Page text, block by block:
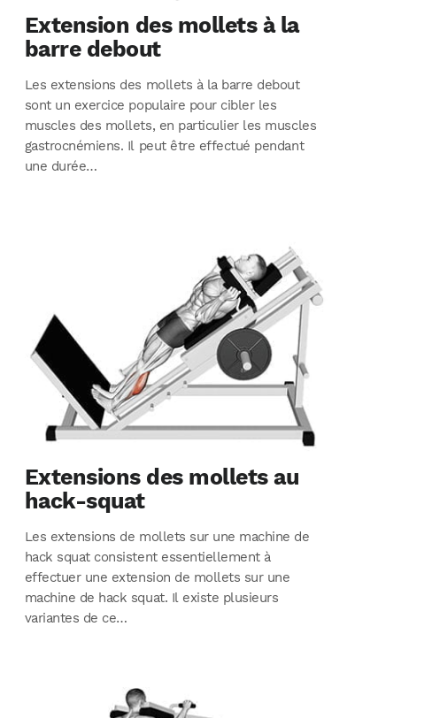
Extension des mollets à la
barre debout
Les extensions des mollets à la barre debout
sont un exercice populaire pour cibler les
muscles des mollets, en particulier les muscles
gastrocnémiens. Il peut être effectué pendant
une durée…
Extensions des mollets au
hack-squat
Les extensions de mollets sur une machine de
hack squat consistent essentiellement à
effectuer une extension de mollets sur une
machine de hack squat. Il existe plusieurs
variantes de ce…